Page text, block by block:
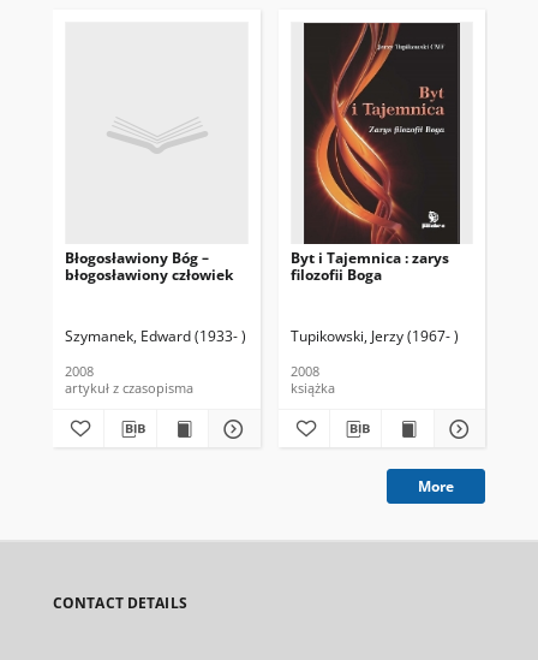
Błogosławiony Bóg –
błogosławiony człowiek
Szymanek, Edward (1933- )
2008
artykuł z czasopisma
Byt i Tajemnica : zarys
filozofii Boga
Tupikowski, Jerzy (1967- )
2008
książka
More
CONTACT DETAILS